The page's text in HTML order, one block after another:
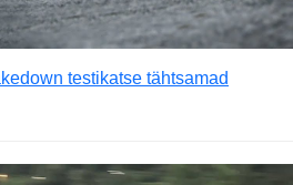
testikatse tähtsamad